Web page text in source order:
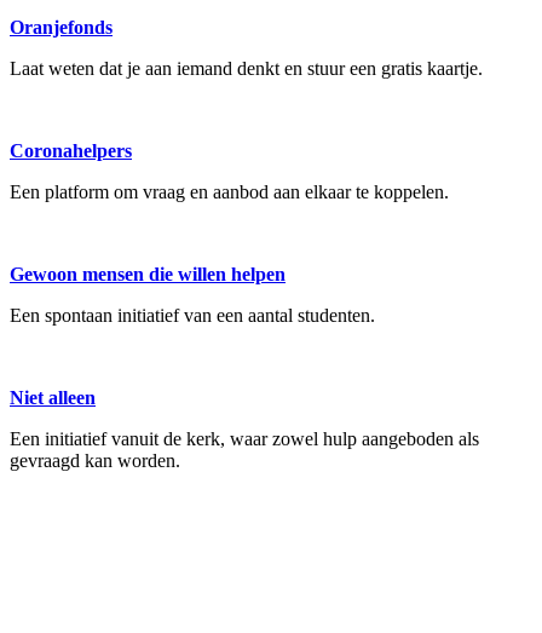
Oranjefonds
Laat weten dat je aan iemand denkt en stuur een gratis kaartje.
Coronahelpers
Een platform om vraag en aanbod aan elkaar te koppelen.
Gewoon mensen die willen helpen
Een spontaan initiatief van een aantal studenten.
Niet alleen
Een initiatief vanuit de kerk, waar zowel hulp aangeboden als
gevraagd kan worden.